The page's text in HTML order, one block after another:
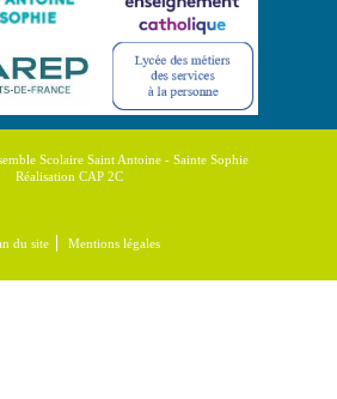
Scolaire Saint Antoine - Sainte Sophie
Réalisation CAP 2C
du site Mentions légales